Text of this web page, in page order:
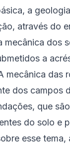
a
através do
dos
a
das
dos campos
que
do solo e
esse